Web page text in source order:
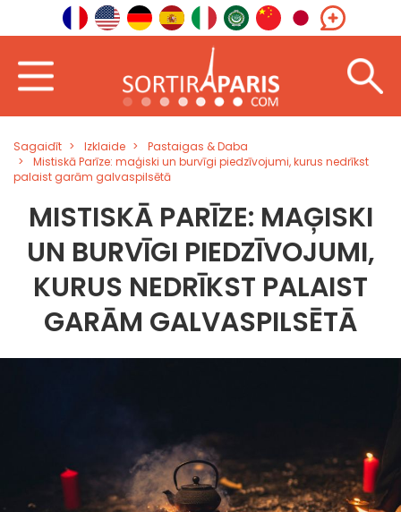
Sagaidīt Izklaide
Pastaigas & Daba
Mistiskā Parīze: maģiski un burvīgi piedzīvojumi, kurus nedrīkst
palaist garām galvaspilsētā
MISTISKĀ PARĪZE: MAĢISKI
UN BURVĪGI PIEDZĪVOJUMI,
KURUS NEDRĪKST PALAIST
GARĀM GALVASPILSĒTĀ